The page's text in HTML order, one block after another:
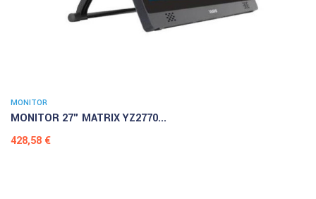
MONITOR
MONITOR 27" MATRIX YZ2770...
Prezzo
428,58 €